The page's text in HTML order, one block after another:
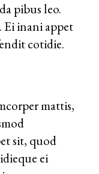
pibus leo.
Ei inani appet
cotidie.
mattis,
sit, quod
ei